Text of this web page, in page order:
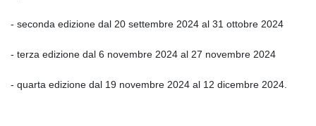
- seconda edizione dal 20 settembre 2024 al 31 ottobre 2024
- terza edizione dal 6 novembre 2024 al 27 novembre 2024
- quarta edizione dal 19 novembre 2024 al 12 dicembre 2024.